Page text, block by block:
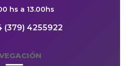
hs a 13.00hs
(379) 4255922